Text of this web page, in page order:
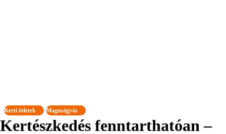
Kerti ötletek Magaságyás
Kertészkedés fenntarthatóan –